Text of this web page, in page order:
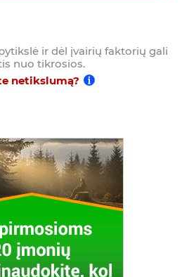
ir dėl įvairių faktorių gali
nuo tikrosios.
netikslumą?